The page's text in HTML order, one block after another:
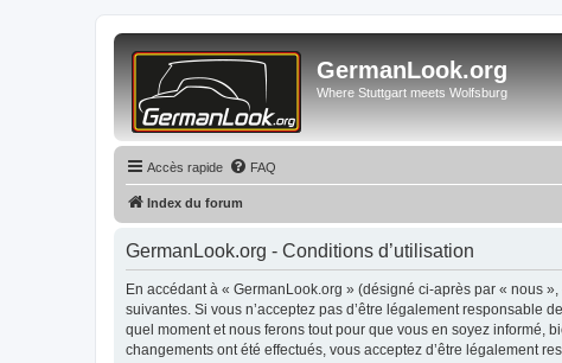
GermanLook.org
Where Stuttgart meets Wolfsburg
Accès rapide FAQ
Index du forum
GermanLook.org - Conditions d’utilisation
En accédant à « GermanLook.org » (désigné ci-après par « nous
suivantes. Si vous n’acceptez pas d’être légalement responsable
quel moment et nous ferons tout pour que vous en soyez informé,
changements ont été effectués, vous acceptez d’être légalement